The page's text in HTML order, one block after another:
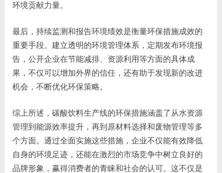
环境贡献力量。
最后，持续监测和报告环境绩效是衡量环保措施成效的
重要手段。建立透明的环境管理体系，定期发布环境报
告，公开企业在节能减排、资源利用等方面的具体成
果，不仅可以增加外界的信任，还有助于发现新的改进
机会，不断优化环保策略。
综上所述，碳酸饮料生产线的环保措施涵盖了从水资源
管理到能源效率提升，再到原材料选择和废物管理等多
个方面。通过全面实施这些措施，企业不仅能有效降低
自身的环境足迹，还能在激烈的市场竞争中树立良好的
品牌形象，赢得消费者的青睐和社会的认可。这不仅是